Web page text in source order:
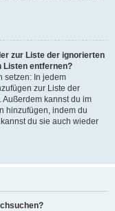
zur Liste der ignorierten
Listen entfernen?
setzen: In jedem
zur Liste der
kannst du im
hinzufügen, indem du
du sie auch wieder